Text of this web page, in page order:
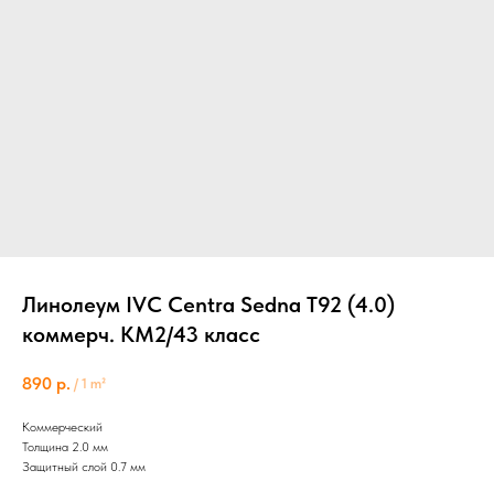
Линолеум IVC Centra Sedna T92 (4.0)
коммерч. КМ2/43 класс
890 р. / 1 m²
Коммерческий
Толщина 2.0 мм
Защитный слой 0.7 мм